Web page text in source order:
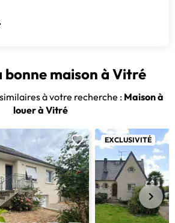
bonne maison à Vitré
à votre recherche : Maison à
louer à Vitré
EXCLUSIVITÉ